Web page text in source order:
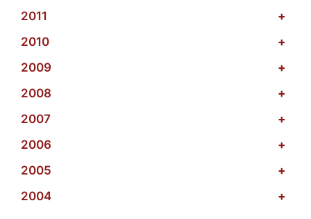
2011
+
2010
+
2009
+
2008
+
2007
+
2006
+
2005
+
2004
+